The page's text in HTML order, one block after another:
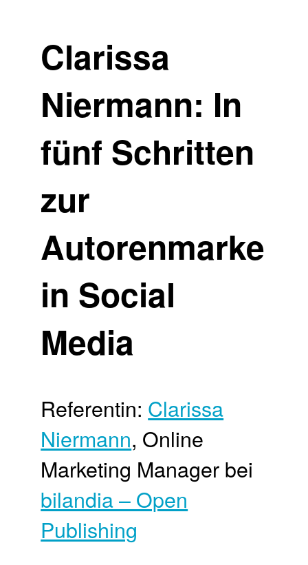
Clarissa
Niermann: In
fünf Schritten
zur
Autorenmarke
in Social
Media
Referentin: Clarissa
Niermann, Online
Marketing Manager bei
bilandia – Open
Publishing